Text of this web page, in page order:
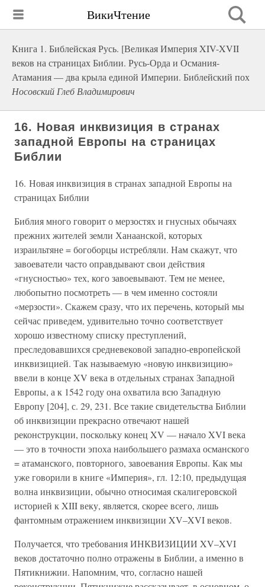
ВикиЧтение
Книга 1. Библейская Русь. [Великая Империя XIV-XVII
веков на страницах Библии. Русь-Орда и Османия-
Атамания — два крыла единой Империи. Библейский пох
Носовский Глеб Владимирович
16. Новая инквизиция в странах
западной Европы на страницах
Библии
16. Новая инквизиция в странах западной Европы на
страницах Библии
Библия много говорит о мерзостях и гнусных обычаях
прежних жителей земли Ханаанской, которых
израильтяне = богоборцы истребляли. Нам скажут, что
завоеватели часто оправдывают свои действия
«гнусностью» тех, кого завоевывают. Тем не менее,
любопытно посмотреть — в чем именно состояли
«мерзости». Скажем сразу, что их перечень, который мы
сейчас приведем, удивительно точно соответствует
хорошо известному списку преступлений,
преследовавшихся средневековой западно-европейской
инквизицией. Так называемую «новую инквизицию»
ввели в конце XV века в отдельных странах Западной
Европы, а к 1542 году она охватила всю Западную
Европу [204], с. 29, 231. Все такие свидетельства Библии
об инквизиции прекрасно отвечают нашей
реконструкции, поскольку конец XV — начало XVI века
— это в точности эпоха наибольшего размаха османского
= атаманского, повторного, завоевания Европы. Как мы
уже говорили в книге «Империя», гл. 12:10, предыдущая
волна инквизиции, обычно относимая скалигеровской
историей к XIII веку, является, скорее всего, лишь
фантомным отражением инквизиции XV–XVI веков.
Получается, что требования ИНКВИЗИЦИИ XV–XVI
веков достаточно полно отражены в Библии, а именно в
Пятикнижии. Напомним, что, согласно нашей